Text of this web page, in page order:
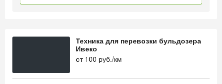
Техника для перевозки бульдозера
Ивеко
от 100 руб./км